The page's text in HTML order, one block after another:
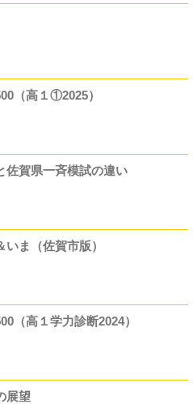
（高１①2025）
佐賀県一斉模試の違い
ま（佐賀市版）
（高１学力診断2024）
展望